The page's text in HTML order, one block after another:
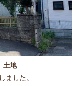
土地
ました。